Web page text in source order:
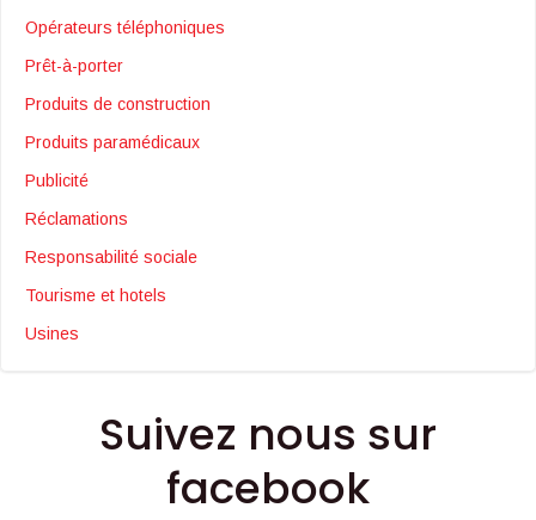
Opérateurs téléphoniques
Prêt-à-porter
Produits de construction
Produits paramédicaux
Publicité
Réclamations
Responsabilité sociale
Tourisme et hotels
Usines
Suivez nous sur
facebook